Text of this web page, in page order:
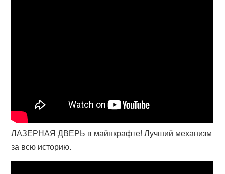
ЛАЗЕРНАЯ ДВЕРЬ в майнкрафте! Лучший механизм
за всю историю.